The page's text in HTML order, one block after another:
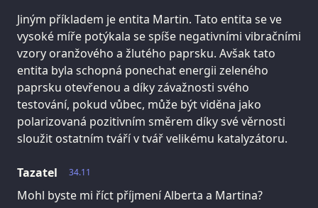
Jiným příkladem je entita Martin. Tato entita se ve
vysoké míře potýkala se spíše negativními vibračními
vzory oranžového a žlutého paprsku. Avšak tato
entita byla schopná ponechat energii zeleného
paprsku otevřenou a díky závažnosti svého
testování, pokud vůbec, může být viděna jako
polarizovaná pozitivním směrem díky své věrnosti
sloužit ostatním tváří v tvář velikému katalyzátoru.
34.11
Tazatel
Mohl byste mi říct příjmení Alberta a Martina?